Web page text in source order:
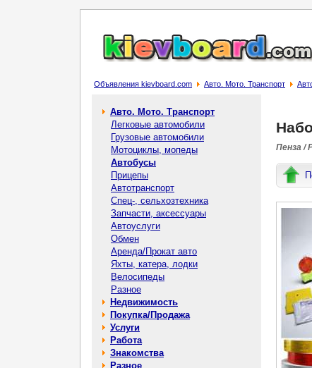
Объявления kievboard.com Авто. Мото. Транспорт
Авто. Мото. Транспорт
Легковые автомобили
Грузовые автомобили
Мотоциклы, мопеды
Автобусы
Прицепы
Автотранспорт
Спец-, cельхозтехника
Запчасти, аксессуары
Автоуслуги
Обмен
Аренда/Прокат авто
Яхты, катера, лодки
Велосипеды
Разное
Недвижимость
Покупка/Продажа
Услуги
Работа
Знакомства
Разное
Пенза /